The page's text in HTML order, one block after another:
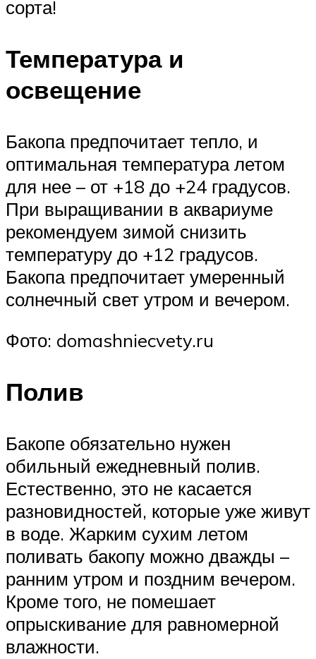
сорта!
Температура и
освещение
Бакопа предпочитает тепло, и
оптимальная температура летом
для нее – от +18 до +24 градусов.
При выращивании в аквариуме
рекомендуем зимой снизить
температуру до +12 градусов.
Бакопа предпочитает умеренный
солнечный свет утром и вечером.
Фото: domashniecvety.ru
Полив
Бакопе обязательно нужен
обильный ежедневный полив.
Естественно, это не касается
разновидностей, которые уже живут
в воде. Жарким сухим летом
поливать бакопу можно дважды –
ранним утром и поздним вечером.
Кроме того, не помешает
опрыскивание для равномерной
влажности.